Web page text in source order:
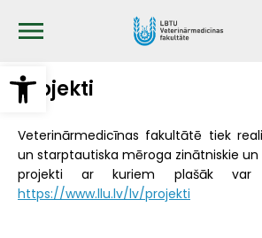
Open toolbar
galveno
Projekti
Veterinārmedicīnas fakultātē tiek
un starptautiska mēroga zinātniskie un
projekti ar kuriem plašāk var
https://www.llu.lv/lv/projekti